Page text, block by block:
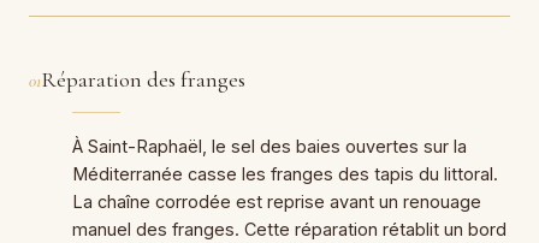
01Réparation des franges
À Saint-Raphaël, le sel des baies ouvertes sur la
Méditerranée casse les franges des tapis du littoral.
La chaîne corrodée est reprise avant un renouage
manuel des franges. Cette réparation rétablit un bord